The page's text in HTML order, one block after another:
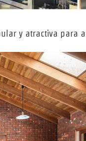
y atractiva para